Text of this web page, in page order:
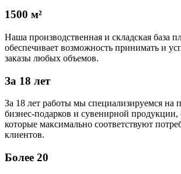
1500 м²
Наша производственная и складская база
обеспечивает возможность принимать и
заказы любых объемов.
За 18 лет
За 18 лет работы мы специализируемся на
бизнес-подарков и сувенирной продукции,
которые максимально соответствуют
клиентов.
Более 20